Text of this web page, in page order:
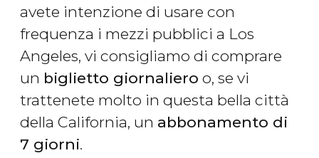
avete intenzione di usare con
frequenza i mezzi pubblici a Los
Angeles, vi consigliamo di comprare
un biglietto giornaliero o, se vi
trattenete molto in questa bella città
della California, un abbonamento di
7 giorni.